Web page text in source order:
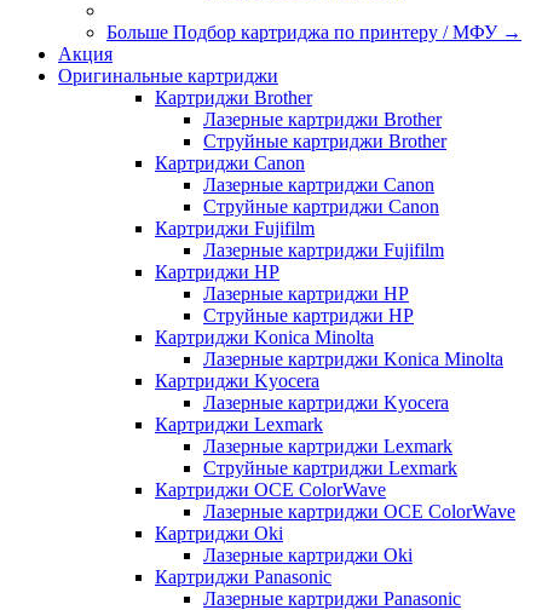
Больше Подбор картриджа по принтеру / МФУ →
Акция
Оригинальные картриджи
Картриджи Brother
Лазерные картриджи Brother
Струйные картриджи Brother
Картриджи Canon
Лазерные картриджи Canon
Струйные картриджи Canon
Картриджи Fujifilm
Лазерные картриджи Fujifilm
Картриджи HP
Лазерные картриджи HP
Струйные картриджи HP
Картриджи Konica Minolta
Лазерные картриджи Konica Minolta
Картриджи Kyocera
Лазерные картриджи Kyocera
Картриджи Lexmark
Лазерные картриджи Lexmark
Струйные картриджи Lexmark
Картриджи OCE ColorWave
Лазерные картриджи OCE ColorWave
Картриджи Oki
Лазерные картриджи Oki
Картриджи Panasonic
Лазерные картриджи Panasonic